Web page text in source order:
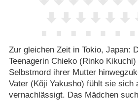
Zur gleichen Zeit in Tokio, Japan:
Teenagerin Chieko (Rinko
Selbstmord ihrer Mutter
Vater (Kõji Yakusho) fühlt sie sich
vernachlässigt. Das Mädchen